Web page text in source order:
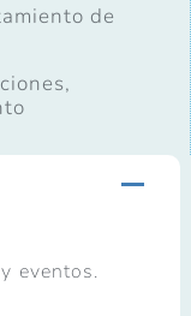
de
eventos.